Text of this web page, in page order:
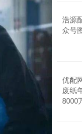
浩源
众号
优配
废纸
8000